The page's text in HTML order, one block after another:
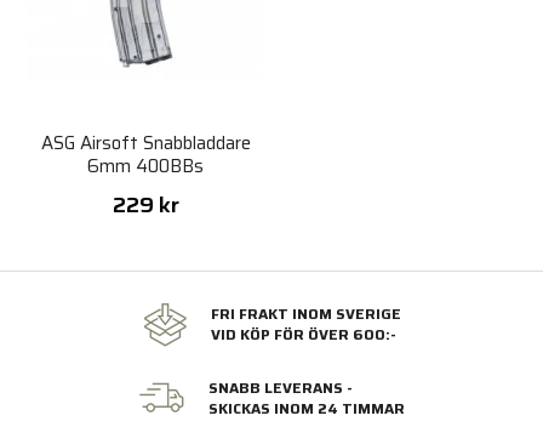
ASG Airsoft Snabbladdare
6mm 400BBs
229 kr
FRI FRAKT INOM SVERIGE
VID KÖP FÖR ÖVER 600:-
SNABB LEVERANS -
SKICKAS INOM 24 TIMMAR